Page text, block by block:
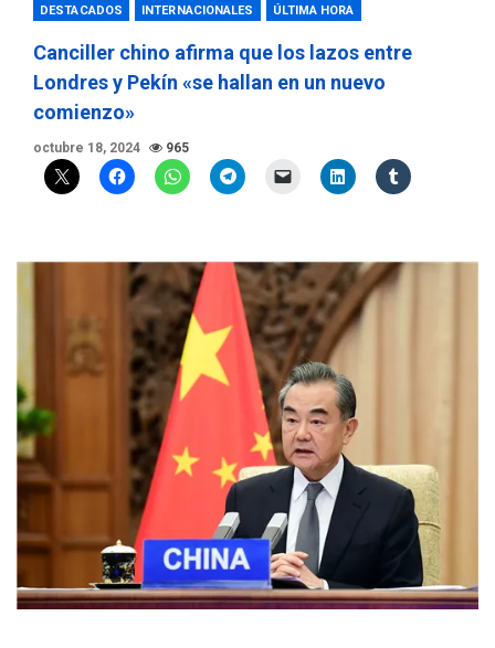
DESTACADOS INTERNACIONALES ÚLTIMA HORA
Canciller chino afirma que los lazos entre
Londres y Pekín «se hallan en un nuevo
comienzo»
octubre 18, 2024 965